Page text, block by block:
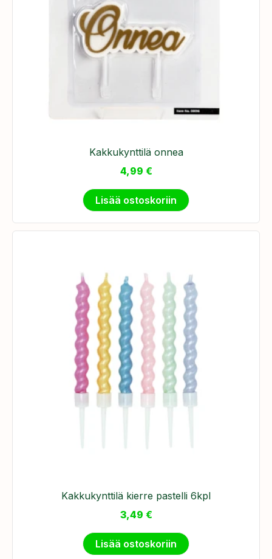
Kakkukynttilä onnea
4,99 €
Lisää ostoskoriin
Kakkukynttilä kierre pastelli 6kpl
3,49 €
Lisää ostoskoriin